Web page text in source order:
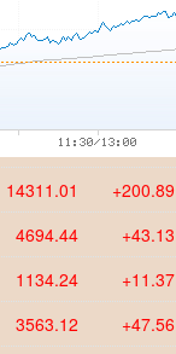
14311.01 +200.89
4694.44 +43.13
1134.24 +11.37
3563.12 +47.56